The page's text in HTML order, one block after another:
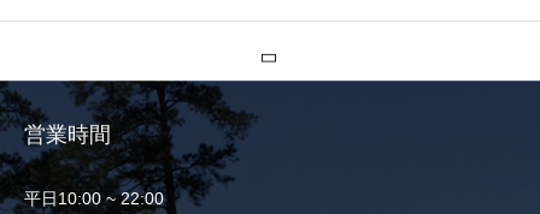
営業時間
平日10:00 ~ 22:00